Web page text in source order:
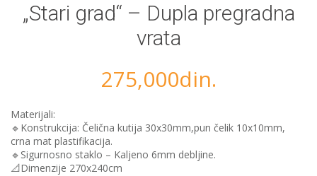
„Stari grad“ – Dupla pregradna
vrata
275,000din.
Materijali:
🔹Konstrukcija: Čelična kutija 30x30mm,pun čelik 10x10mm,
crna mat plastifikacija.
🔹️Sigurnosno staklo – Kaljeno 6mm debljine.
📐Dimenzije 270x240cm